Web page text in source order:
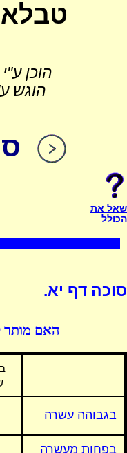
הוכן
הוגש
שאל את
הכולל
סוכה דף יא.
האם מותר
בגבוהה עשרה
בפחות מעשרה